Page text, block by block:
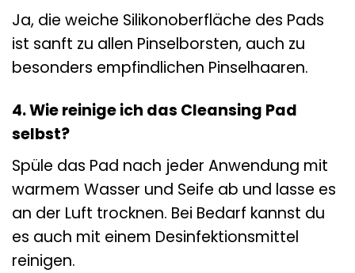
Ja, die weiche Silikonoberfläche des Pads
ist sanft zu allen Pinselborsten, auch zu
besonders empfindlichen Pinselhaaren.
4. Wie reinige ich das Cleansing Pad
selbst?
Spüle das Pad nach jeder Anwendung mit
warmem Wasser und Seife ab und lasse es
an der Luft trocknen. Bei Bedarf kannst du
es auch mit einem Desinfektionsmittel
reinigen.